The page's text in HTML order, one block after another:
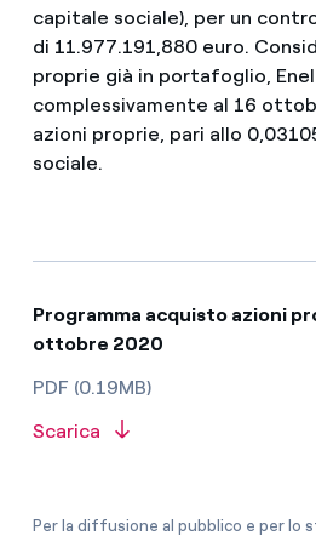
capitale sociale), per un
di 11.977.191,880 euro.
proprie già in portafoglio,
complessivamente al 16
azioni proprie, pari allo
sociale.
Programma acquisto azioni
ottobre 2020
PDF (0.19MB)
Scarica
Per la diffusione al pubblico e per lo